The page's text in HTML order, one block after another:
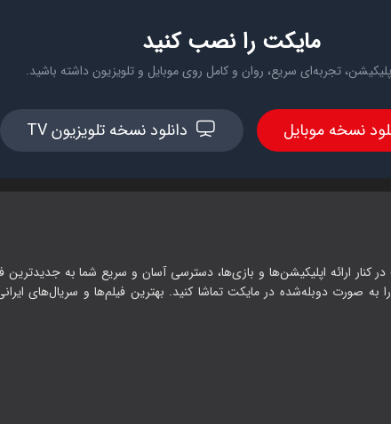
مایکت را نصب کنید
تجربه‌ای سریع، روان و کامل روی موبایل و تلویزیون داشته باشید.
نسخه موبایل دانلود نسخه تلویزیون TV
کنار ارائه اپلیکیشن‌ها و بازی‌ها، دسترسی آسان و سریع شما به جدیدترین
به صورت دوبله‌شده در مایکت تماشا کنید. بهترین فیلم‌ها و سریال‌های